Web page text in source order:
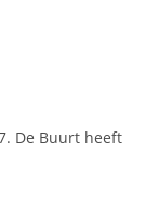
De Buurt heeft